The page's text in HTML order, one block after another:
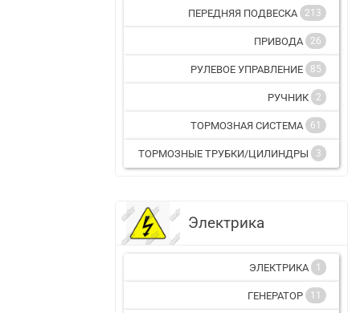
ПЕРЕДНЯЯ ПОДВЕСКА 213
ПРИВОДА 26
РУЛЕВОЕ УПРАВЛЕНИЕ 85
РУЧНИК 2
ТОРМОЗНАЯ СИСТЕМА 61
ТОРМОЗНЫЕ ТРУБКИ/ЦИЛИНДРЫ 3
Электрика
ЭЛЕКТРИКА 1
ГЕНЕРАТОР 11